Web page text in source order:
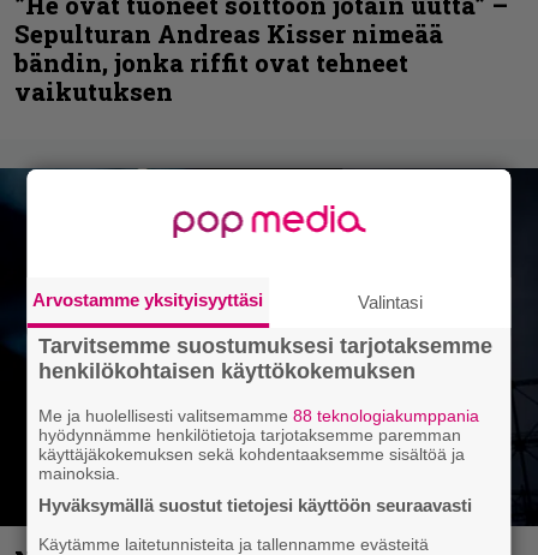
Sepulturan Andreas Kisser nimeää
bändin, jonka riffit ovat tehneet
vaikutuksen
Arvostamme yksityisyyttäsi Valintasi
Tarvitsemme suostumuksesi tarjotaksemme
henkilökohtaisen käyttökokemuksen
Me ja huolellisesti valitsemamme88 teknologiakumppania
hyödynnämme henkilötietoja tarjotaksemme paremman
käyttäjäkokemuksen sekä kohdentaaksemme sisältöä ja
mainoksia.
Hyväksymällä suostut tietojesi käyttöön seuraavasti
Käytämme laitetunnisteita ja tallennamme evästeitä